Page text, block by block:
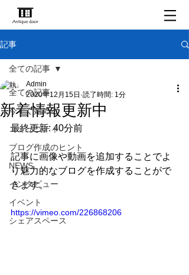
記事
全ての記事
今すぐ始める
コミュニティ
ブログ作成のヒント
NEWS
インタビュー
イベント
シェアスペース
全ての記事
新着情報更新中
Admin
2020年12月15日 読了時間: 1分
最終更新: 40分前
記事に画像や動画を追加することでよ
り魅力的なブログを作成することがで
きます。
https://vimeo.com/226868206